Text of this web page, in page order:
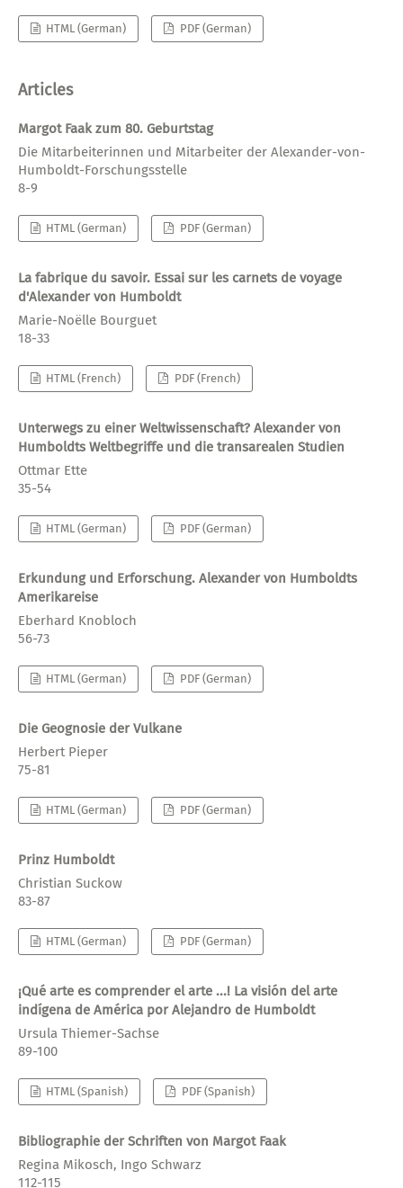
HTML (German) PDF (German)
Articles
Margot Faak zum 80. Geburtstag
Die Mitarbeiterinnen und Mitarbeiter der Alexander-von-
Humboldt-Forschungsstelle
8-9
HTML (German) PDF (German)
La fabrique du savoir. Essai sur les carnets de voyage
d'Alexander von Humboldt
Marie-Noëlle Bourguet
18-33
HTML (French) PDF (French)
Unterwegs zu einer Weltwissenschaft? Alexander von
Humboldts Weltbegriffe und die transarealen Studien
Ottmar Ette
35-54
HTML (German) PDF (German)
Erkundung und Erforschung. Alexander von Humboldts
Amerikareise
Eberhard Knobloch
56-73
HTML (German) PDF (German)
Die Geognosie der Vulkane
Herbert Pieper
75-81
HTML (German) PDF (German)
Prinz Humboldt
Christian Suckow
83-87
HTML (German) PDF (German)
¡Qué arte es comprender el arte ...! La visión del arte
indígena de América por Alejandro de Humboldt
Ursula Thiemer-Sachse
89-100
HTML (Spanish) PDF (Spanish)
Bibliographie der Schriften von Margot Faak
Regina Mikosch, Ingo Schwarz
112-115